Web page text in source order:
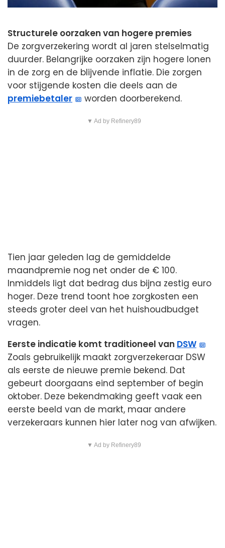
Structurele oorzaken van hogere premies
De zorgverzekering wordt al jaren stelselmatig
duurder. Belangrijke oorzaken zijn hogere lonen
in de zorg en de blijvende inflatie. Die zorgen
voor stijgende kosten die deels aan de
premiebetaler
worden doorberekend.
▼ Ad by Refinery89
Tien jaar geleden lag de gemiddelde
maandpremie nog net onder de € 100.
Inmiddels ligt dat bedrag dus bijna zestig euro
hoger. Deze trend toont hoe zorgkosten een
steeds groter deel van het huishoudbudget
vragen.
Eerste indicatie komt traditioneel van DSW
Zoals gebruikelijk maakt zorgverzekeraar DSW
als eerste de nieuwe premie bekend. Dat
gebeurt doorgaans eind september of begin
oktober. Deze bekendmaking geeft vaak een
eerste beeld van de markt, maar andere
verzekeraars kunnen hier later nog van afwijken.
▼ Ad by Refinery89